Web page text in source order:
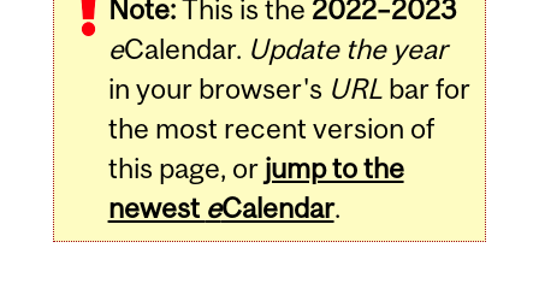
Note:This is the 2022–2023
eCalendar. Update the year
in your browser's URLbar for
the most recent version of
this page, or jump to the
newest eCalendar.